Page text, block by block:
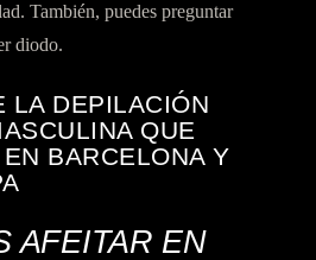
También, puedes preguntar
diodo.
LA DEPILACIÓN
QUE
BARCELONA Y
AFEITAR EN